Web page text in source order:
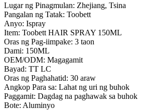
Lugar ng Pinagmulan: Zhejiang, Tsina
Pangalan ng Tatak: Toobett
Anyo: Ispray
Item: Toobett HAIR SPRAY 150ML
Oras ng Pag-iimpake: 3 taon
Dami: 150ML
OEM/ODM: Magagamit
Bayad: TT LC
Oras ng Paghahatid: 30 araw
Angkop Para sa: Lahat ng uri ng buhok
Paggamit: Dagdag na paghawak sa buhok
Bote: Aluminyo